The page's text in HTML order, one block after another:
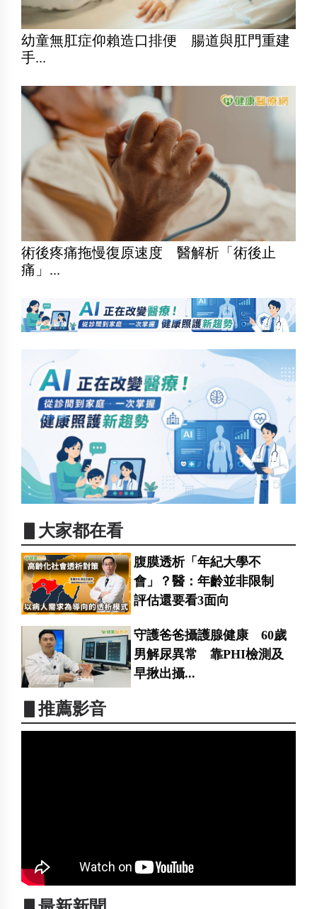
幼童無肛症仰賴造口排便 腸道與肛門重建
手...
術後疼痛拖慢復原速度 醫解析「術後止
痛」...
▋大家都在看
腹膜透析「年紀大學不
會」？醫：年齡並非限制
評估還要看3面向
守護爸爸攝護腺健康 60歲
男解尿異常 靠PHI檢測及
早揪出攝...
▋推薦影音